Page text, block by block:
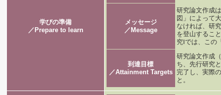
学びの準備
／Prepare to learn
メッセージ
／Message
研究論文作成
図」によって
なければ、研
を登山するこ
究Ⅰでは、この
到達目標
／Attainment Targets
研究論文作成
ち、先行研究
完了し、実際
と。